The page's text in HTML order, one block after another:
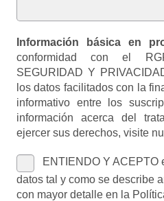
Información básica en
conformidad con el
SEGURIDAD Y
los datos facilitados con la
informativo entre los
información acerca del
ejercer sus derechos, visite
ENTIENDO Y ACEPTO
datos tal y como se describe
con mayor detalle en la